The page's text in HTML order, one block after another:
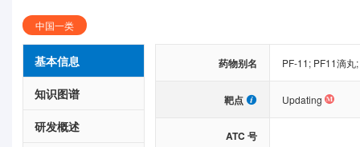
中国一类
基本信息
知识图谱
研发概述
药物别名 PF-11; PF11滴
靶点 Updating
ATC 号